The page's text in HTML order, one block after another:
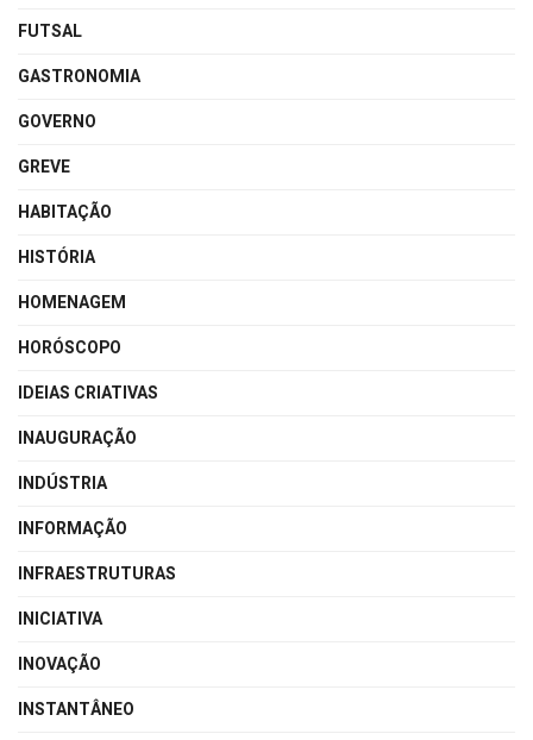
FUTSAL
GASTRONOMIA
GOVERNO
GREVE
HABITAÇÃO
HISTÓRIA
HOMENAGEM
HORÓSCOPO
IDEIAS CRIATIVAS
INAUGURAÇÃO
INDÚSTRIA
INFORMAÇÃO
INFRAESTRUTURAS
INICIATIVA
INOVAÇÃO
INSTANTÂNEO